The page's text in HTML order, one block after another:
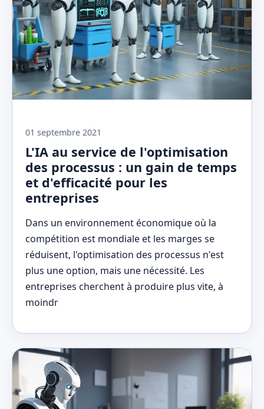
01 septembre 2021
L'IA au service de l'optimisation
des processus : un gain de temps
et d'efficacité pour les
entreprises
Dans un environnement économique où la
compétition est mondiale et les marges se
réduisent, l'optimisation des processus n'est
plus une option, mais une nécessité. Les
entreprises cherchent à produire plus vite, à
moindr